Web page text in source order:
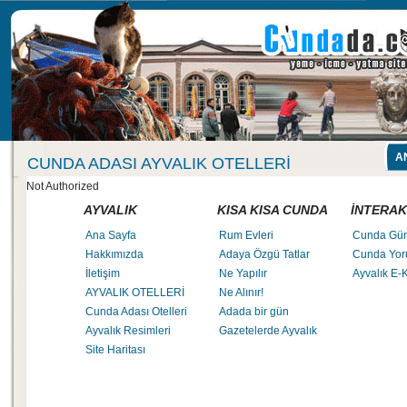
CUNDA ADASI AYVALIK OTELLERI
Not Authorized
AYVALIK KISA KISA CUNDA
Ana Sayfa
Hakkımızda
İletişim
AYVALIK OTELLERİ
Cunda Adası Otelleri
Ayvalık Resimleri
Site Haritası
Rum Evleri
Adaya Özgü Tatlar
Ne Yapılır
Ne Alınır!
Adada bir gün
Gazetelerde Ayvalık
Cunda
Cunda
Ayvalık E-